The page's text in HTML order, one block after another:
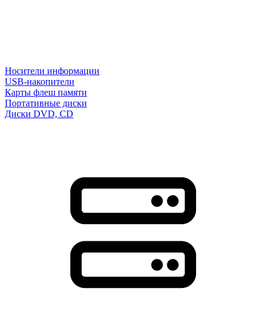
Носители информации
USB-накопители
Карты флеш памяти
Портативные диски
Диски DVD, CD